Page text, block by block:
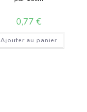
0,77€
Ajouter au panier